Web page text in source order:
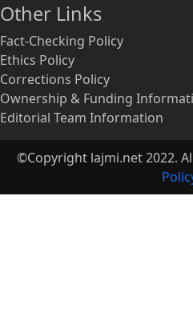
Other Links
Fact-Checking Policy
Ethics Policy
Corrections Policy
Ownership & Funding
Editorial Team Information
©Copyright lajmi.net 2022.